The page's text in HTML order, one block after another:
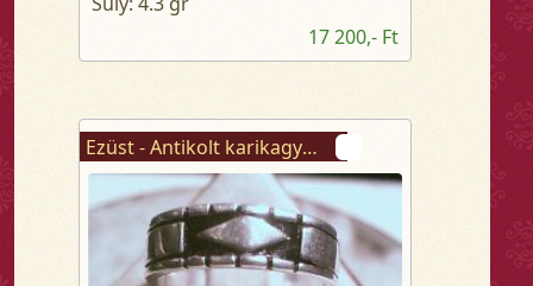
17 200,- Ft
Ezüst - Antikolt karikagyűrű